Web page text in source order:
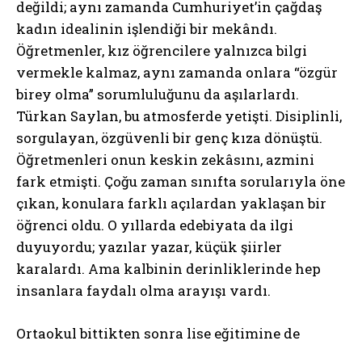
değildi; aynı zamanda Cumhuriyet’in çağdaş
kadın idealinin işlendiği bir mekândı.
Öğretmenler, kız öğrencilere yalnızca bilgi
vermekle kalmaz, aynı zamanda onlara “özgür
birey olma” sorumluluğunu da aşılarlardı.
Türkan Saylan, bu atmosferde yetişti. Disiplinli,
sorgulayan, özgüvenli bir genç kıza dönüştü.
Öğretmenleri onun keskin zekâsını, azmini
fark etmişti. Çoğu zaman sınıfta sorularıyla öne
çıkan, konulara farklı açılardan yaklaşan bir
öğrenci oldu. O yıllarda edebiyata da ilgi
duyuyordu; yazılar yazar, küçük şiirler
karalardı. Ama kalbinin derinliklerinde hep
insanlara faydalı olma arayışı vardı.
Ortaokul bittikten sonra lise eğitimine de